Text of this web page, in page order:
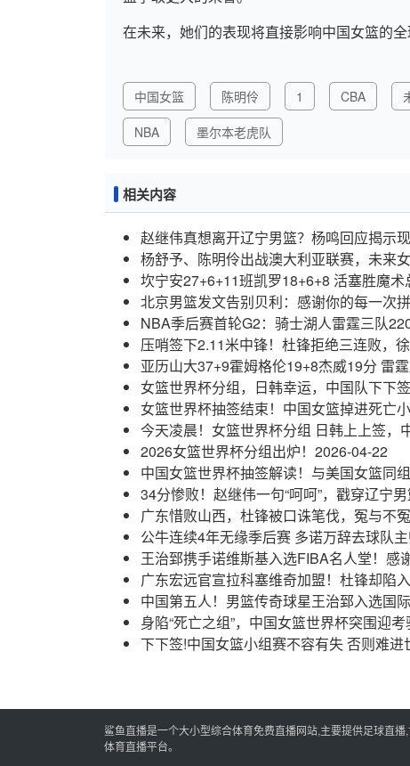
在未来，她们的表现将直接影响中国女篮的
中国女篮 陈明伶 1 CBA
NBA
墨尔本老虎队
相关内容
赵继伟真想离开辽宁男篮？杨鸣回应揭示
杨舒予、陈明伶出战澳大利亚联赛，未来
坎宁安27+6+11班凯罗18+6+8 活塞胜魔术
北京男篮发文告别贝利：感谢你的每一次
NBA季后赛首轮G2：骑士湖人雷霆三队2
压哨签下2.11米中锋！杜锋拒绝三连败，
亚历山大37+9霍姆格伦19+8杰威19分 雷
女篮世界杯分组，日韩幸运，中国队下下
女篮世界杯抽签结束！中国女篮掉进死亡
今天凌晨！女篮世界杯分组 日韩上上签，
2026女篮世界杯分组出炉！ 2026-04-22
中国女篮世界杯抽签解读！与美国女篮同
34分惨败！赵继伟一句“呵呵”，戳穿辽宁
广东惜败山西，杜锋被口诛笔伐，冤与不
公牛连续4年无缘季后赛 多诺万辞去球队
王治郅携手诺维斯基入选FIBA名人堂！感
广东宏远官宣拉科塞维奇加盟！杜锋却陷
中国第五人！男篮传奇球星王治郅入选国
身陷“死亡之组”，中国女篮世界杯突围迎考
下下签!中国女篮小组赛不容有失 否则难进
鲨鱼直播是一个大小型综合体育免费直播网站,主要提供足球直
体育直播平台。